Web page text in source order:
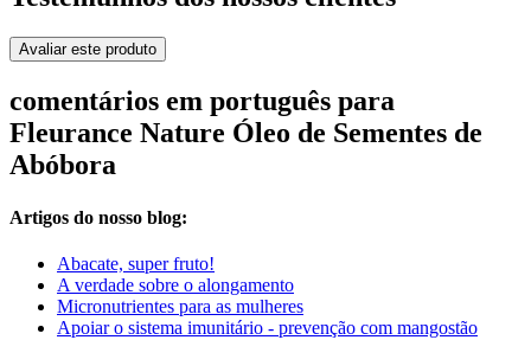
Avaliar este produto
comentários em português para
Fleurance Nature Óleo de Sementes de
Abóbora
Artigos do nosso blog:
Abacate, super fruto!
A verdade sobre o alongamento
Micronutrientes para as mulheres
Apoiar o sistema imunitário - prevenção com mangostão